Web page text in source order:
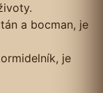
a bocman, je
je